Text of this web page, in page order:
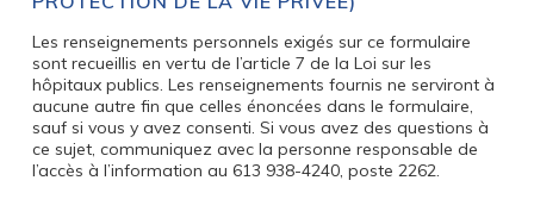
Les renseignements personnels exigés sur ce formulaire
sont recueillis en vertu de l’article 7 de la Loi sur les
hôpitaux publics. Les renseignements fournis ne serviront à
aucune autre fin que celles énoncées dans le formulaire,
sauf si vous y avez consenti. Si vous avez des questions à
ce sujet, communiquez avec la personne responsable de
l’accès à l’information au 613 938-4240, poste 2262.